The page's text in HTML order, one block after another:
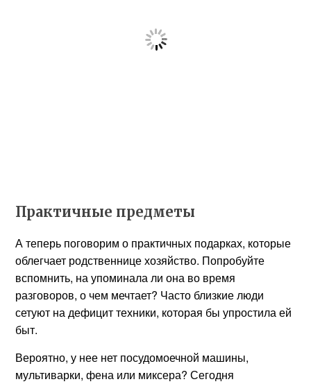
Практичные предметы
А теперь поговорим о практичных подарках, которые
облегчает родственнице хозяйство. Попробуйте
вспомнить, на упоминала ли она во время
разговоров, о чем мечтает? Часто близкие люди
сетуют на дефицит техники, которая бы упростила ей
быт.
Вероятно, у нее нет посудомоечной машины,
мультиварки, фена или миксера? Сегодня